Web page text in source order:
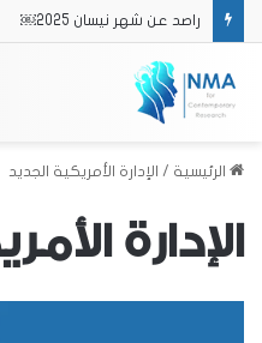
راصد عن شهر نيسان 2025￼
الرئيسية / الإدارة الأمريكية الجديد
الإدارة